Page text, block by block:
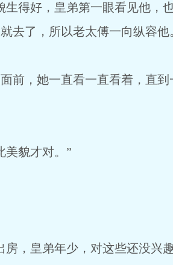
得好，皇弟第一眼看见他，
去了，所以老太傅一向纵容他
，她一直看一直看着，直到
貌才对。”
皇弟年少，对这些还没兴